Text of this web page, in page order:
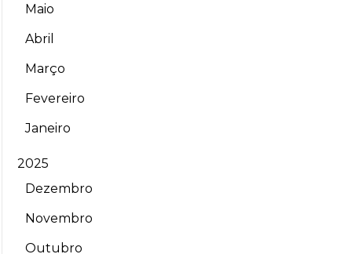
Maio
Abril
Março
Fevereiro
Janeiro
2025
Dezembro
Novembro
Outubro